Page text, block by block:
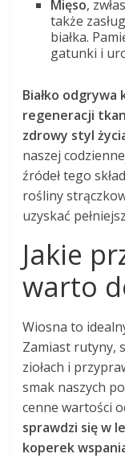
Mięso,
także
białka.
gatunki i
Białko odgrywa
regeneracji
zdrowy styl
naszej
źródeł tego
rośliny
uzyskać
Jakie
warto
Wiosna to
Zamiast rutyny,
ziołach i
smak naszych
cenne wartości
sprawdzi się w
koperek